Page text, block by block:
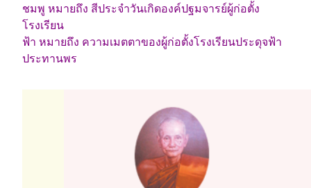
ชมพู หมายถึง สีประจำวันเกิดองค์ปฐมจารย์ผู้ก่อตั้ง
โรงเรียน
ฟ้า หมายถึง ความเมตตาของผู้ก่อตั้งโรงเรียนประดุจฟ้า
ประทานพร